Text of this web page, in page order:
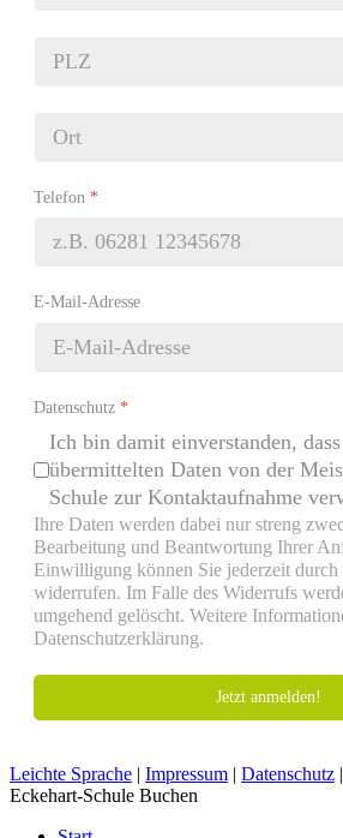
Telefon *
E-Mail-Adresse
Datenschutz *
Ich bin damit einverstanden,
übermittelten Daten von der
Schule zur Kontaktaufnahme
Ihre Daten werden dabei nur streng
Bearbeitung und Beantwortung Ihrer
Einwilligung können Sie jederzeit durch
widerrufen. Im Falle des Widerrufs
umgehend gelöscht. Weitere
Datenschutzerklärung.
Jetzt anmelden!
Leichte Sprache | Impressum | Datenschutz
Eckehart-Schule Buchen